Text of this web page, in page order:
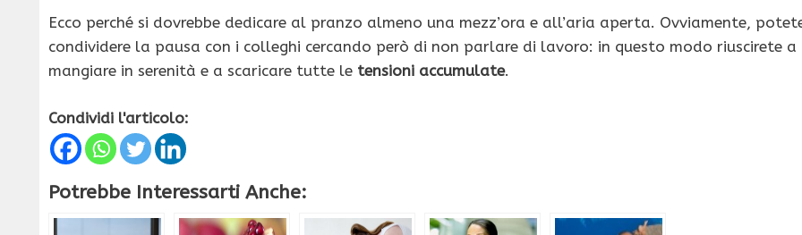
Ecco perché si dovrebbe dedicare al pranzo almeno una mezz’ora e all’aria aperta. Ovviamente,
condividere la pausa con i colleghi cercando però di non parlare di lavoro: in questo modo riuscirete a
mangiare in serenità e a scaricare tutte le tensioni accumulate.
Condividi l'articolo:
Potrebbe Interessarti Anche: